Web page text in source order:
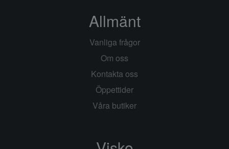
Allmänt
Vanliga frågor
Om oss
Kontakta oss
Öppettider
Våra butiker